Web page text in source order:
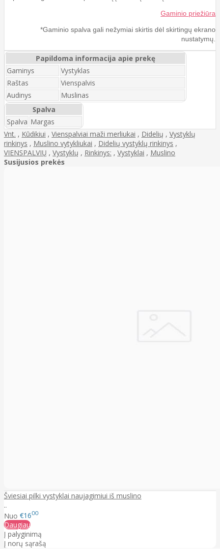
Gaminio priežiūra
*Gaminio spalva gali nežymiai skirtis dėl skirtingų ekrano
nustatymų.
Papildoma informacija apie prekę
Gaminys
Vystyklas
Raštas
Vienspalvis
Audinys
Muslinas
Spalva
Spalva Margas
Vnt. , Kūdikiui , Vienspalviai maži merliukai , Didelių , Vystyklų
rinkinys , Muslino vytykliukai , Didelių vystyklų rinkinys ,
VIENSPALVIŲ , Vystyklų , Rinkinys: , Vystyklai , Muslino
Susijusios prekės
Šviesiai pilki vystyklai naujagimiui iš muslino
..
Nuo €1600
Daugiau
Į palyginimą
Į norų sąrašą